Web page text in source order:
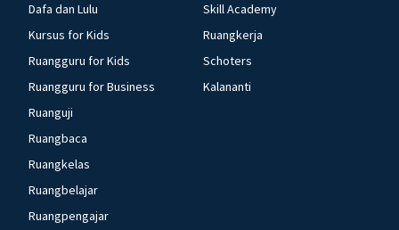
Dafa dan Lulu
Kursus for Kids
Ruangguru for Kids
Ruangguru for Business
Ruanguji
Ruangbaca
Ruangkelas
Ruangbelajar
Ruangpengajar
Skill Academy
Ruangkerja
Schoters
Kalananti